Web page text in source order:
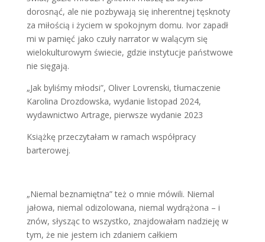
dorosnąć, ale nie pozbywają się inherentnej tęsknoty
za miłością i życiem w spokojnym domu. Ivor zapadł
mi w pamięć jako czuły narrator w walącym się
wielokulturowym świecie, gdzie instytucje państwowe
nie sięgają.
„Jak byliśmy młodsi”, Oliver Lovrenski, tłumaczenie
Karolina Drozdowska, wydanie listopad 2024,
wydawnictwo Artrage, pierwsze wydanie 2023
Książkę przeczytałam w ramach współpracy
barterowej.
„Niemal beznamiętna” też o mnie mówili. Niemal
jałowa, niemal odizolowana, niemal wydrążona – i
znów, słysząc to wszystko, znajdowałam nadzieję w
tym, że nie jestem ich zdaniem całkiem